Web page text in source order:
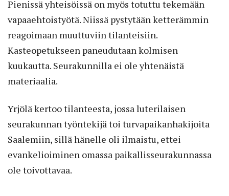
Pienissä yhteisöissä on myös totuttu tekemään
vapaaehtoistyötä. Niissä pystytään ketterämmin
reagoimaan muuttuviin tilanteisiin.
Kasteopetukseen paneudutaan kolmisen
kuukautta. Seurakunnilla ei ole yhtenäistä
materiaalia.
Yrjölä kertoo tilanteesta, jossa luterilaisen
seurakunnan työntekijä toi turvapaikanhakijoita
Saalemiin, sillä hänelle oli ilmaistu, ettei
evankelioiminen omassa paikallisseurakunnassa
ole toivottavaa.